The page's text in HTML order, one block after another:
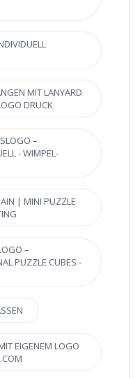
MIT LANYARD
DRUCK
– P
- WIMPEL-B
| MINI PUZZLE
–
PUZZLE CUBES -
EIGENEM LOGO